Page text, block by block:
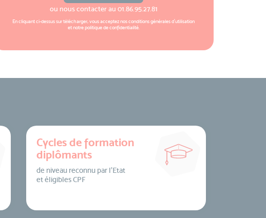
ou nous contacter au 01.86.95.27.81
En cliquant ci-dessus sur télécharger, vous acceptez nosconditions générales d'utilisation
et notrepolitique de confidentialité.
Cycles de formation
diplômants
de niveau reconnu par l’Etat
et éligibles CPF